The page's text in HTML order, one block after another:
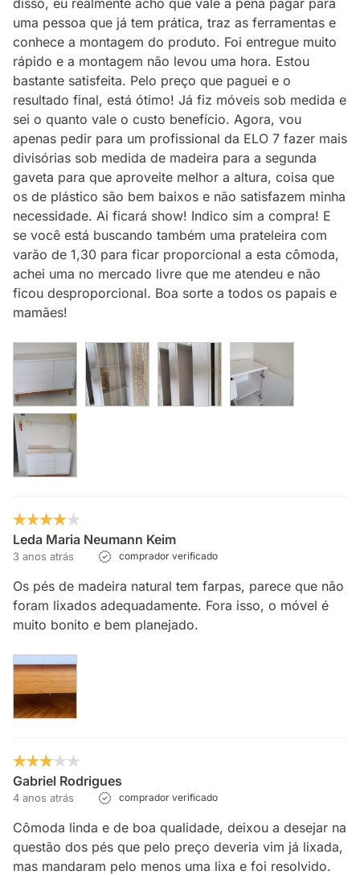
disso, eu realmente acho que vale a pena pagar para
uma pessoa que já tem prática, traz as ferramentas e
conhece a montagem do produto. Foi entregue muito
rápido e a montagem não levou uma hora. Estou
bastante satisfeita. Pelo preço que paguei e o
resultado final, está ótimo! Já fiz móveis sob medida e
sei o quanto vale o custo benefício. Agora, vou
apenas pedir para um profissional da ELO 7 fazer mais
divisórias sob medida de madeira para a segunda
gaveta para que aproveite melhor a altura, coisa que
os de plástico são bem baixos e não satisfazem minha
necessidade. Ai ficará show! Indico sim a compra! E
se você está buscando também uma prateleira com
varão de 1,30 para ficar proporcional a esta cômoda,
achei uma no mercado livre que me atendeu e não
ficou desproporcional. Boa sorte a todos os papais e
mamães!
Leda Maria Neumann Keim
3 anos atrás comprador verificado
Os pés de madeira natural tem farpas, parece que não
foram lixados adequadamente. Fora isso, o móvel é
muito bonito e bem planejado.
Gabriel Rodrigues
4 anos atrás comprador verificado
Cômoda linda e de boa qualidade, deixou a desejar na
questão dos pés que pelo preço deveria vim já lixada,
mas mandaram pelo menos uma lixa e foi resolvido.